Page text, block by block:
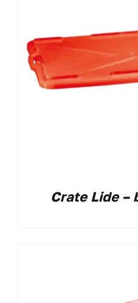
Crate Lide –